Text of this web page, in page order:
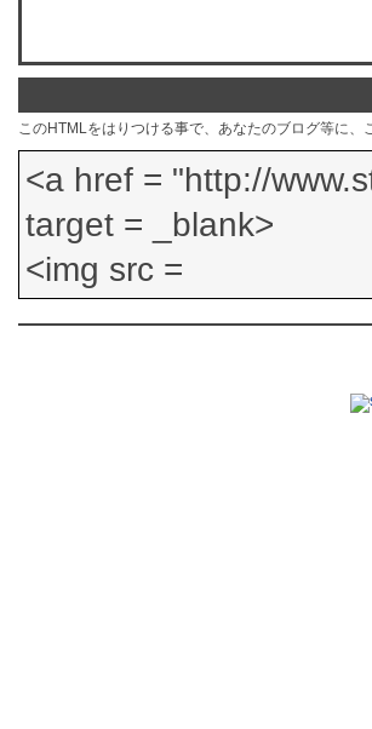
このHTMLをはりつける事で、あなたのブログ等に